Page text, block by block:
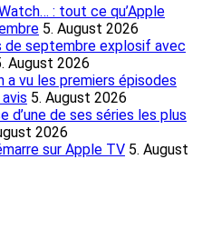
: tout ce qu’Apple
5. August 2026
de septembre explosif avec
August 2026
a vu les premiers épisodes
5. August 2026
d’une de ses séries les plus
2026
sur Apple TV 5. August